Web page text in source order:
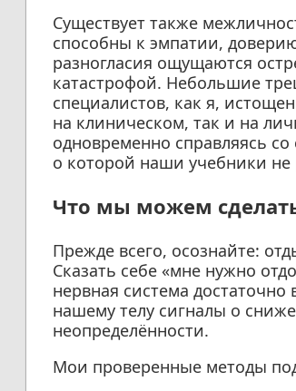
Существует также
способны к эмпатии,
разногласия ощущаются
катастрофой. Небольшие
специалистов, как я,
на клиническом, так и на
одновременно справляясь
о которой наши учебники не
Что мы можем
Прежде всего, осознайте:
Сказать себе «мне нужно
нервная система
нашему телу сигналы о
неопределённости.
Мои проверенные методы